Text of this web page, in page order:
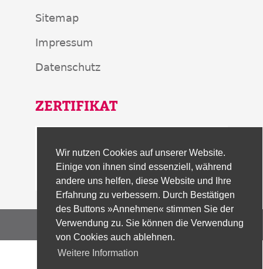
Wir nutzen Cookies auf unserer Website.
Einige von ihnen sind essenziell, während
andere uns helfen, diese Website und Ihre
Erfahrung zu verbessern. Durch Bestätigen
des Buttons »Annehmen« stimmen Sie der
Verwendung zu. Sie können die Verwendung
von Cookies auch ablehnen.
Weitere Information
Sitemap
Impressum
Datenschutz
ZERTIFIKAT
© 2026 | Bildungszentrum der KAB gGmbH